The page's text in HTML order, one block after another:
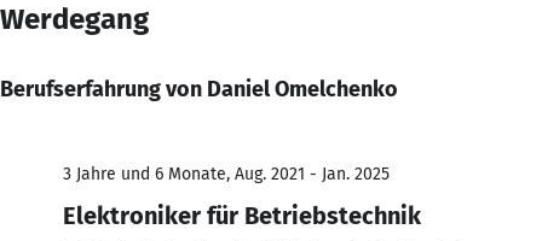
Werdegang
Berufserfahrung von Daniel Omelchenko
3 Jahre und 6 Monate, Aug. 2021 - Jan. 2025
Elektroniker für Betriebstechnik